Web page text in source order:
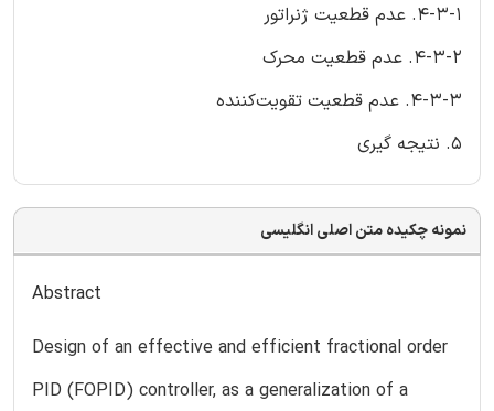
4-3-1. عدم قطعیت ژنراتور
4-3-2. عدم قطعیت محرک
4-3-3. عدم قطعیت تقویت‌کننده
5. نتیجه گیری
نمونه چکیده متن اصلی انگلیسی
Abstract
Design of an effective and efficient fractional order
PID (FOPID) controller, as a generalization of a